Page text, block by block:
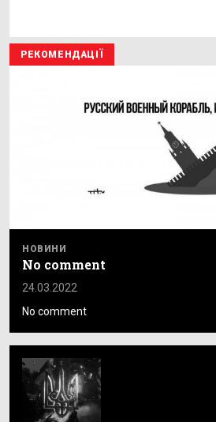
РЕКОМЕНДАЦІЇ
НОВИНИ
No comment
24.03.2022
No comment